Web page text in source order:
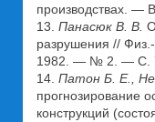
производствах. —
13. Панасюк В. В.
разрушения //
1982. — № 2. — С.
14. Патон Б. Е.,
прогнозирование
конструкций